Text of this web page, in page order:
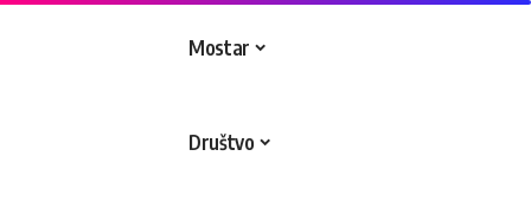
Mostar
Društvo